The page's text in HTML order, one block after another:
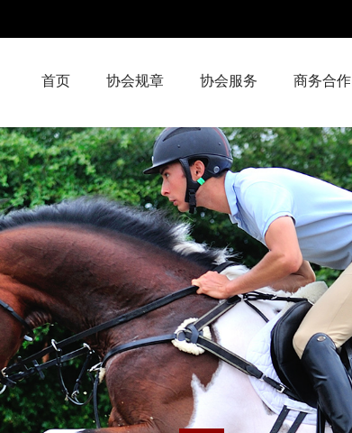
首页 协会规章 协会服务 商务合作